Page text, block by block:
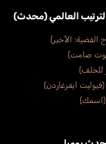
العالمي (محدث)